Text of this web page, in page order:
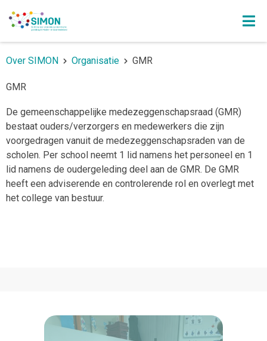
Over SIMON Organisatie GMR
GMR
De gemeenschappelijke medezeggenschapsraad (GMR)
bestaat ouders/verzorgers en medewerkers die zijn
voorgedragen vanuit de medezeggenschapsraden van de
scholen. Per school neemt 1 lid namens het personeel en 1
lid namens de oudergeleding deel aan de GMR. De GMR
heeft een adviserende en controlerende rol en overlegt met
het college van bestuur.